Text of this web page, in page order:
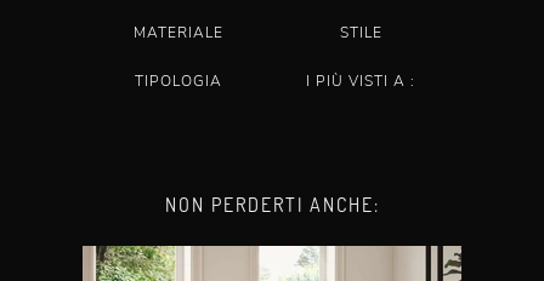
MATERIALE STILE
TIPOLOGIA I PIÙ VISTI A :
NON PERDERTI ANCHE: